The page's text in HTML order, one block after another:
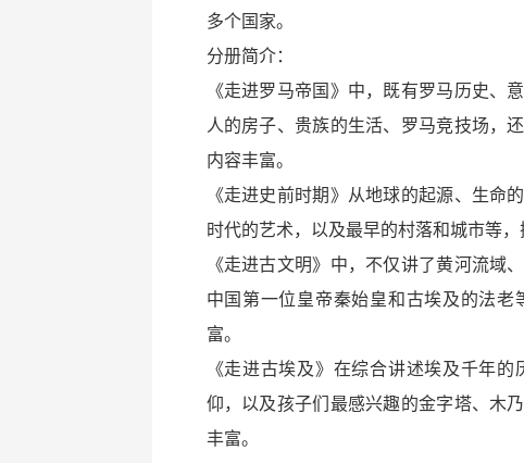
多个国家。
分册简介：
《走进罗马帝国》中，既有罗马历史、
人的房子、贵族的生活、罗马竞技场，
内容丰富。
《走进史前时期》从地球的起源、生命
时代的艺术，以及最早的村落和城市等，
《走进古文明》中，不仅讲了黄河流域
中国第一位皇帝秦始皇和古埃及的法
富。
《走进古埃及》在综合讲述埃及千年
仰，以及孩子们最感兴趣的金字塔、木
丰富。